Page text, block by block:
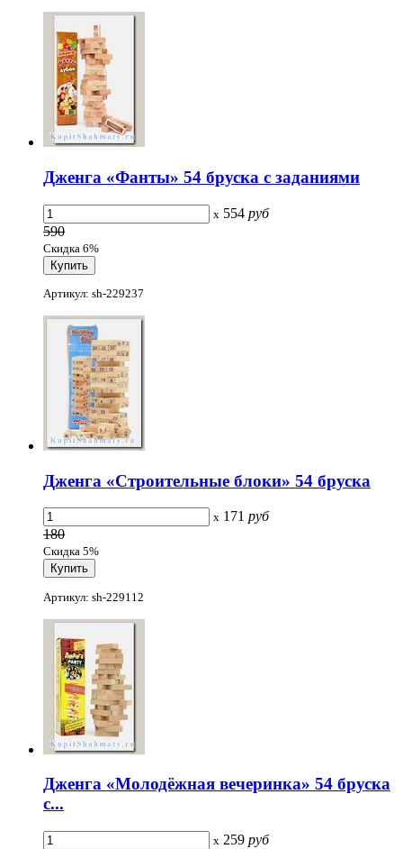
Дженга «Фанты» 54 бруска с заданиями
x 554 руб
590
Скидка 6%
Артикул: sh-229237
Дженга «Строительные блоки» 54 бруска
x 171 руб
180
Скидка 5%
Артикул: sh-229112
Дженга «Молодёжная вечеринка» 54 бруска
с...
x 259 руб